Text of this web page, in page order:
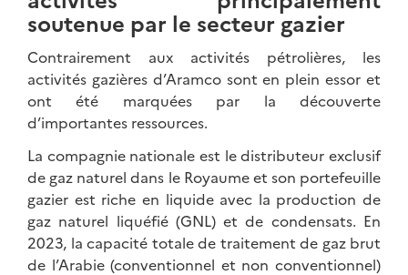
soutenue par le secteur gazier
Contrairement aux activités pétrolières, les
activités gazières d’Aramco sont en plein essor et
ont été marquées par la découverte
d’importantes ressources.
La compagnie nationale est le distributeur exclusif
de gaz naturel dans le Royaume et son portefeuille
gazier est riche en liquide avec la production de
gaz naturel liquéfié (GNL) et de condensats. En
2023, la capacité totale de traitement de gaz brut
de l’Arabie (conventionnel et non conventionnel)